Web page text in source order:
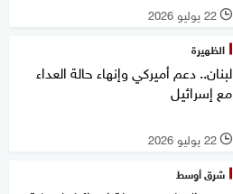
l 22 يوليو 2026
الظهيرة
لبنان.. دعم أميركي وإنهاء حالة العداء
مع إسرائيل
l 22 يوليو 2026
شرق أوسط